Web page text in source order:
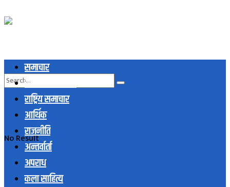
No Result
समाचार
स्थानिय समाचार
राष्ट्रिय समाचार
आर्थिक
राजनीति
अन्तर्वार्ता
अपराध
कला साहित्य